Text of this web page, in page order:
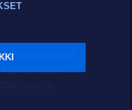
Evästeasetukset
Saavutettavuus